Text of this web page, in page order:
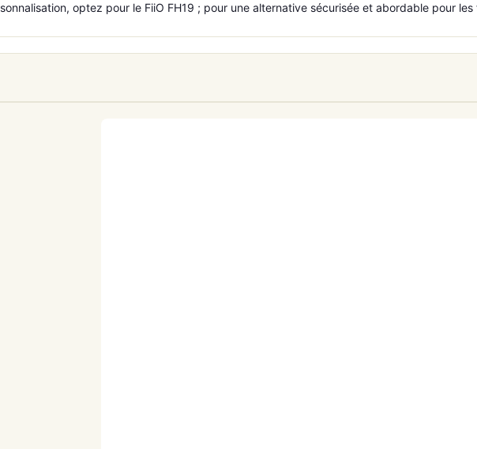
optez pour le FiiO FH19 ; pour une alternative sécurisée et abordable pour